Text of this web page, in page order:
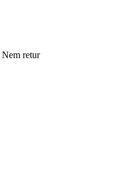
Nem retur